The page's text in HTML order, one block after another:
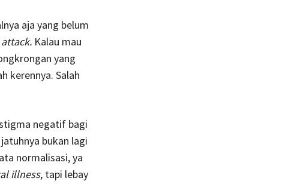
aja yang belum
Kalau mau
yang
kerennya. Salah
negatif bagi
bukan lagi
normalisasi, ya
illness, tapi lebay